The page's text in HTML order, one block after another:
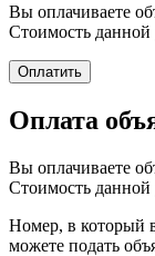
Вы оплачиваете
Стоимость данной
Оплата
Вы оплачиваете
Стоимость данной
Номер, в который
можете подать